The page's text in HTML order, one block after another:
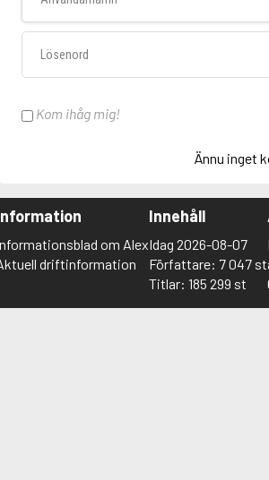
Kom ihåg mig!
Ännu inget
om Alex
driftinformation
Innehåll
Idag 2026-08-07
Författare: 7 047 st
Titlar: 185 299 st